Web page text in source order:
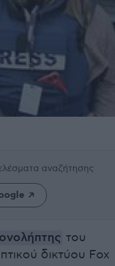
αναζήτησης
του
δικτύου Fox